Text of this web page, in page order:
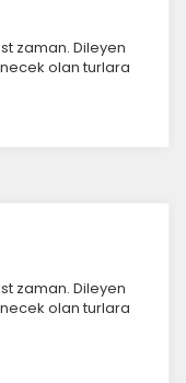
zaman. Dileyen
olan turlara
zaman. Dileyen
olan turlara